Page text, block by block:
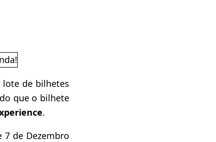
de bilhetes
que o bilhete
.
7 de Dezembro